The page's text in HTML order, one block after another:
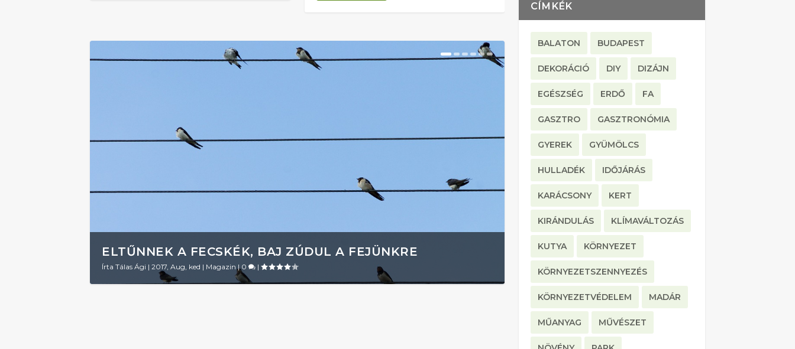
ELTŰNNEK A FECSKÉK, BAJ ZÚDUL A FEJÜNKRE
Írta Tálas Ági | 2017, Aug, ked | Magazin | 0 |
CÍMKÉK
BALATON BUDAPEST
DEKORÁCIÓ DIY DIZÁJN
EGÉSZSÉG ERDŐ FA
GASZTRO GASZTRONÓMIA
GYEREK GYÜMÖLCS
HULLADÉK IDŐJÁRÁS
KARÁCSONY KERT
KIRÁNDULÁS KLÍMAVÁLTOZÁS
KUTYA KÖRNYEZET
KÖRNYEZETSZENNYEZÉS
KÖRNYEZETVÉDELEM MADÁR
MŰANYAG MŰVÉSZET